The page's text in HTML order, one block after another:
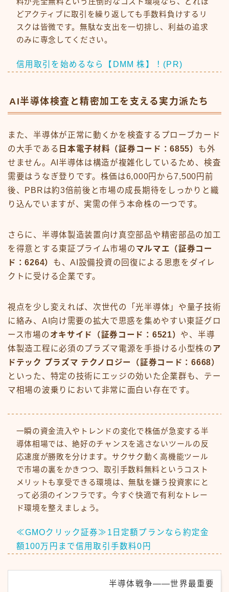
料が完全無料という圧倒的なコスト環境なら、どれほ
どアクティブに取引を繰り返しても手数料負けするリ
スクは皆微です。無駄な支出を一切排し、利益の追求
のみに専念してください。
信用取引を始めるなら【DMM 株】！(PR)
AI半導体検査と精密加工を支える実力派たち
また、半導体が正常に動くかを検査するプローブカード
の大手である 日本電子材料（証券コード：6855） も外
せません。AI半導体は構造が複雑化しているため、検査
需要はうなぎ登りです。株価は6,000円から7,500円前
後、PBRは約3倍前後と市場の成長期待をしっかりと織
り込んでいますが、実需の伴う本命株の一つです。
さらに、半導体製造装置向け真空部品や精密部品の加工
を得意とする東証プライム市場の マルマエ（証券コー
ド：6264） も、AI設備投資の回復による恩恵をダイレ
クトに受ける企業です。
視点を少し変えれば、次世代の「光半導体」や量子技術
に絡み、AI向け需要の拡大で思惑を集めやすい東証グロ
ース市場の オキサイド（証券コード：6521） や、半導
体製造工程に必須のプラズマ電源を手掛ける小型株の ア
ドテック プラズマ テクノロジー（証券コード：6668）
といった、特定の技術にエッジの効いた企業群も、テー
マ相場の波乗りにおいて非常に面白い存在です。
一瞬の資金流入やトレンドの変化で株価が急変する半
導体相場では、絶好のチャンスを逃さないツールの反
応速度が勝敗を分けます。サクサク動く高機能ツール
で市場の裏をかきつつ、取引手数料無料というコスト
メリットも享受できる環境は、無駄を嫌う投資家にと
って必須のインフラです。今すぐ快適で有利なトレー
ド環境を整えましょう。
≪GMOクリック証券≫1日定額プランなら約定金
額100万円まで信用取引手数料0円
半導体戦争――世界最重要